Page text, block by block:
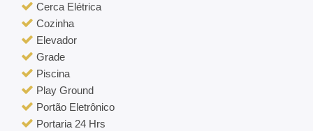
Cerca Elétrica
Cozinha
Elevador
Grade
Piscina
Play Ground
Portão Eletrônico
Portaria 24 Hrs